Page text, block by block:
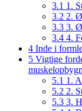
3.1 1.
3.2 2.
3.3 3.
3.4 4.
4 Inde i
5 Vigtige
5.1 1.
5.2 2.
5.3 3.